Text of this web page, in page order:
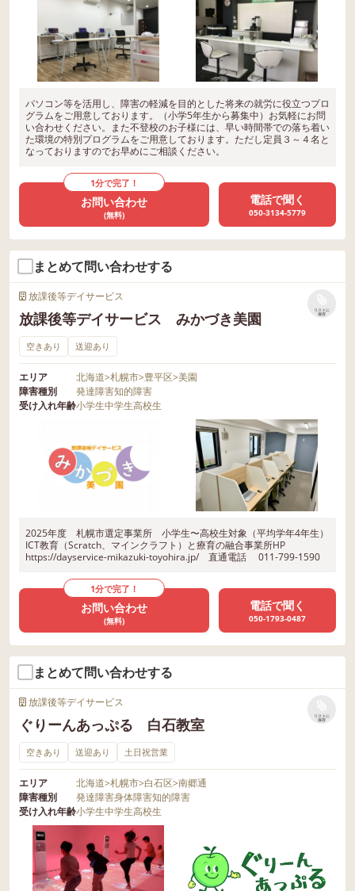
パソコン等を活用し、障害の軽減を目的とした将来の就労に役立つプロ
グラムをご用意しております。（小学5年生から募集中）お気軽にお問
い合わせください。また不登校のお子様には、早い時間帯での落ち着い
た環境の特別プログラムをご用意しております。ただし定員３～４名と
なっておりますのでお早めにご相談ください。
1分で完了！
お問い合わせ
(無料)
電話で聞く
050-3134-5779
まとめて問い合わせする
放課後等デイサービス
放課後等デイサービス みかづき美園
リストに
保存
空きあり 送迎あり
エリア 北海道>札幌市>豊平区>美園
障害種別
発達障害知的障害
受け入れ年齢小学生中学生高校生
2025年度 札幌市選定事業所 小学生〜高校生対象（平均学年4年生）
ICT教育（Scratch、マインクラフト）と療育の融合事業所HP
https://dayservice-mikazuki-toyohira.jp/ 直通電話 011-799-1590
1分で完了！
お問い合わせ
(無料)
電話で聞く
050-1793-0487
まとめて問い合わせする
放課後等デイサービス
ぐりーんあっぷる 白石教室
リストに
保存
空きあり 送迎あり 土日祝営業
エリア 北海道>札幌市>白石区>南郷通
障害種別
発達障害身体障害知的障害
受け入れ年齢小学生中学生高校生